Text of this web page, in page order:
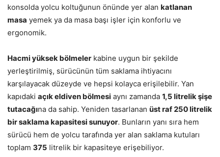
konsolda yolcu koltuğunun önünde yer alan katlanan
masa yemek ya da masa başı işler için konforlu ve
ergonomik.
Hacmi yüksek bölmeler kabine uygun bir şekilde
yerleştirilmiş, sürücünün tüm saklama ihtiyacını
karşılayacak düzeyde ve hepsi kolayca erişilebilir. Yan
kapıdaki açık eldiven bölmesi aynı zamanda 1,5 litrelik şişe
tutacağına da sahip. Yeniden tasarlanan üst raf 250 litrelik
bir saklama kapasitesi sunuyor. Bunların yanı sıra hem
sürücü hem de yolcu tarafında yer alan saklama kutuları
toplam 375 litrelik bir kapasiteye erişebiliyor.